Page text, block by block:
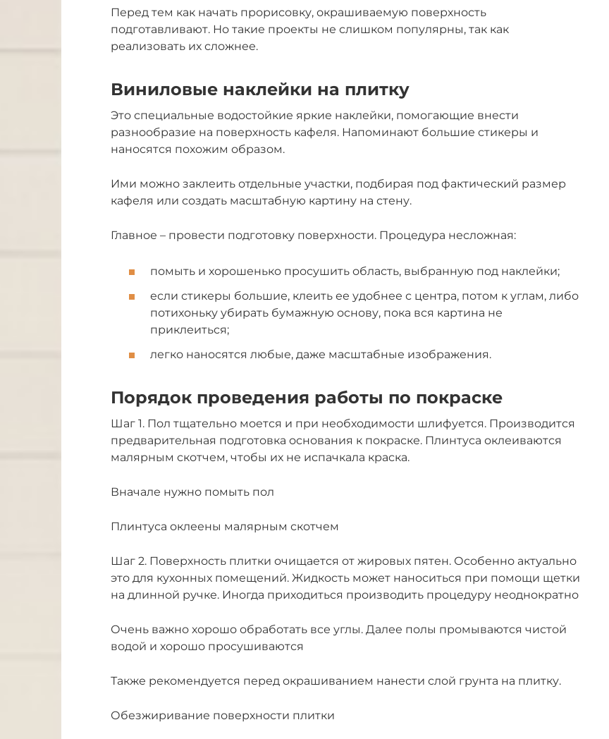
Перед тем как начать прорисовку, окрашиваемую поверхность
подготавливают. Но такие проекты не слишком популярны, так как
реализовать их сложнее.
Виниловые наклейки на плитку
Это специальные водостойкие яркие наклейки, помогающие внести
разнообразие на поверхность кафеля. Напоминают большие стикеры и
наносятся похожим образом.
Ими можно заклеить отдельные участки, подбирая под фактический размер
кафеля или создать масштабную картину на стену.
Главное – провести подготовку поверхности. Процедура несложная:
помыть и хорошенько просушить область, выбранную под наклейки;
если стикеры большие, клеить ее удобнее с центра, потом к углам, либо
потихоньку убирать бумажную основу, пока вся картина не
приклеиться;
легко наносятся любые, даже масштабные изображения.
Порядок проведения работы по покраске
Шаг 1. Пол тщательно моется и при необходимости шлифуется. Производится
предварительная подготовка основания к покраске. Плинтуса оклеиваются
малярным скотчем, чтобы их не испачкала краска.
Вначале нужно помыть пол
Плинтуса оклеены малярным скотчем
Шаг 2. Поверхность плитки очищается от жировых пятен. Особенно актуально
это для кухонных помещений. Жидкость может наноситься при помощи щетки
на длинной ручке. Иногда приходиться производить процедуру неоднократно
Очень важно хорошо обработать все углы. Далее полы промываются чистой
водой и хорошо просушиваются
Также рекомендуется перед окрашиванием нанести слой грунта на плитку.
Обезжиривание поверхности плитки